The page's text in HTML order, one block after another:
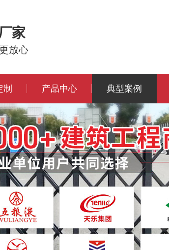
家
放心
产品中心 典型案例